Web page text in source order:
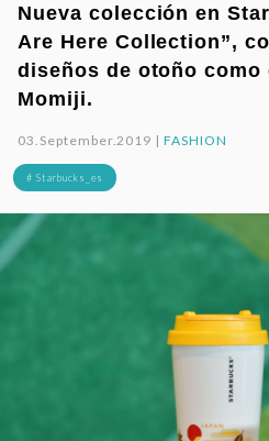
Nueva colección en
Are Here Collection”,
diseños de otoño
Momiji.
03.September.2019 |FASHION
# Starbucks_es